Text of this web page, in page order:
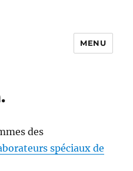
MENU
des
spéciaux de